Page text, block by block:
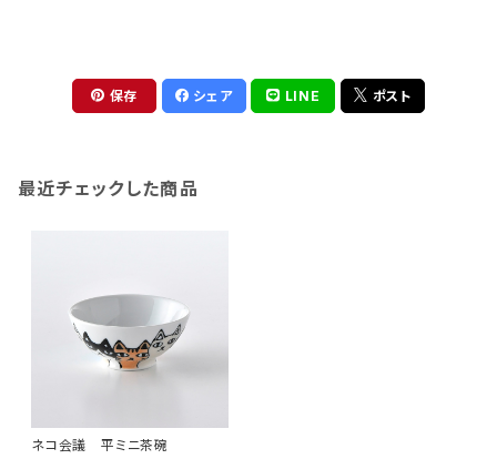
保存 シェア LINE ポスト
最近チェックした商品
ネコ会議 平ミニ茶碗